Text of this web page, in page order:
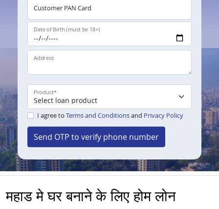
Customer PAN Card
Date of Birth (must be 18+)
Address
Product*
I agree to Terms and Conditionsand Privacy Policy
Send OTP to verify phone number
महाड मे घर बनाने के लिए होम लोन